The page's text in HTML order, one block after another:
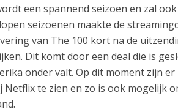
een spannend seizoen en zal
seizoenen maakte de
van The 100 kort na de
Dit komt door een deal die is
onder valt. Op dit moment zijn er
Netflix te zien en zo is ook mogelijk